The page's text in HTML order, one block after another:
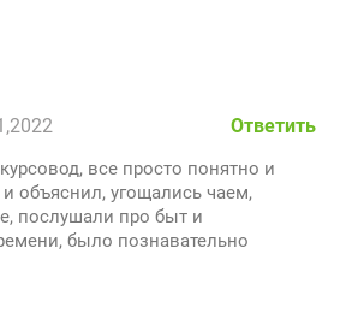
Ответить
все просто понятно и
объяснил, угощались чаем,
послушали про быт и
было познавательно